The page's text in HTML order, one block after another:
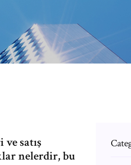
satış
nelerdir, bu